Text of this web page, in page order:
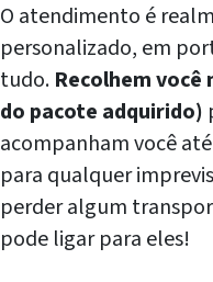
O atendimento é
personalizado, em
tudo. Recolhem
do pacote adquirido)
acompanham você
para qualquer
perder algum
pode ligar para eles!